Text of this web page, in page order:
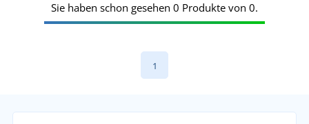
Sie haben schon gesehen 0 Produkte von 0.
1